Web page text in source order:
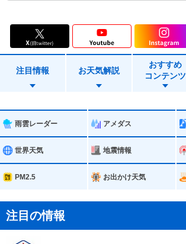
京都市上京区 京都市左京区
京都市中京区 京都市東山区
京都市右京区 京都市伏見区
京都市山科区 京都市西京区
宇治市 亀岡市
城陽市 向日市
注目情報 お天気解説
おすすめ
コンテンツ
雨雲レーダー アメダス
世界天気 地震情報
PM2.5 お出かけ天気
注目の情報